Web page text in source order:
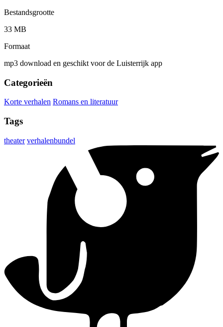
Bestandsgrootte
33 MB
Formaat
mp3 download en geschikt voor de Luisterrijk app
Categorieën
Korte verhalen Romans en literatuur
Tags
theater verhalenbundel